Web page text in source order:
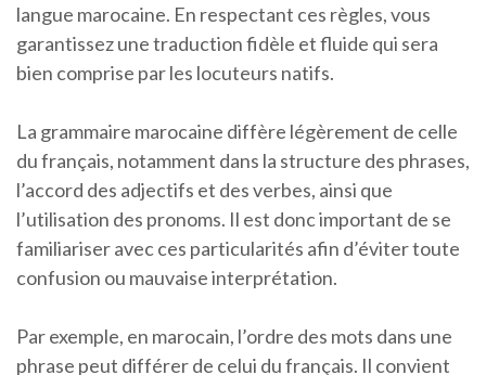
langue marocaine. En respectant ces règles, vous
garantissez une traduction fidèle et fluide qui sera
bien comprise par les locuteurs natifs.
La grammaire marocaine diffère légèrement de celle
du français, notamment dans la structure des phrases,
l’accord des adjectifs et des verbes, ainsi que
l’utilisation des pronoms. Il est donc important de se
familiariser avec ces particularités afin d’éviter toute
confusion ou mauvaise interprétation.
Par exemple, en marocain, l’ordre des mots dans une
phrase peut différer de celui du français. Il convient